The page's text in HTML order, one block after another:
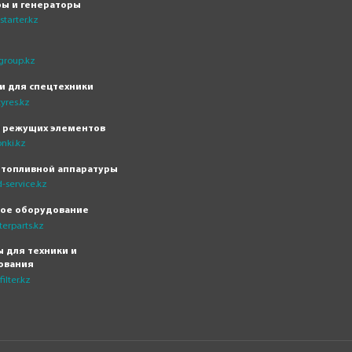
и генераторы
для спецтехники
режущих элементов
аппаратуры
service.kz
оборудование
для техники и